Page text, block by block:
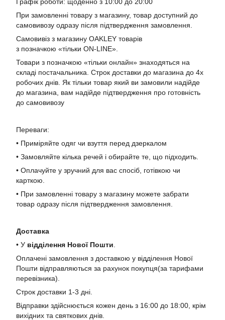
При замовленні товару з магазину, товар доступний до
самовивозу одразу після підтвердження замовлення.
Самовивіз з магазину OAKLEY товарів
з позначкою «тільки ON-LINE».
Товари з позначкою «тільки онлайн» знаходяться на
складі постачальника. Строк доставки до магазина до 4х
робочих днів. Як тільки товар який ви замовили надійде
до магазина, вам надійде підтвердження про готовність
до самовивозу
Переваги:
• Приміряйте одяг чи взуття перед дзеркалом
• Замовляйте кілька речей і обирайте те, що підходить.
• Оплачуйте у зручний для вас спосіб, готівкою чи
карткою.
• При замовленні товару з магазину можете забрати
товар одразу після підтвердження замовлення.
Доставка
• У відділення Нової Пошти
Оплачені замовлення з доставкою у відділення Нової
Пошти відправляються за рахунок покупця(за тарифами
перевізника).
Строк доставки 1-3 дні.
Відправки здійснюється кожен день з 16:00 до 18:00, крім
вихідних та святкових днів.